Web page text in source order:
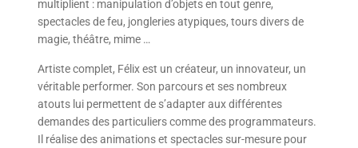
multiplient : manipulation d’objets en tout genre,
spectacles de feu, jongleries atypiques, tours divers de
magie, théâtre, mime …
Artiste complet, Félix est un créateur, un innovateur, un
véritable performer. Son parcours et ses nombreux
atouts lui permettent de s’adapter aux différentes
demandes des particuliers comme des programmateurs.
Il réalise des animations et spectacles sur-mesure pour